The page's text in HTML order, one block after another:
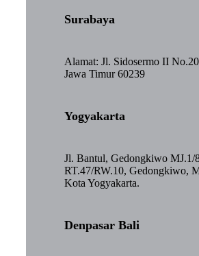
Surabaya
Alamat: Jl. Sidosermo II
Jawa Timur 60239
Yogyakarta
Jl. Bantul, Gedongkiwo MJ.1/
RT.47/RW.10, Gedongkiwo,
Kota Yogyakarta.
Denpasar Bali